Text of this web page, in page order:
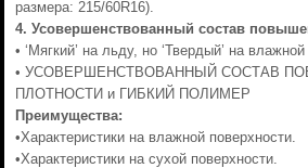
размера: 215/60R16).
4. Усовершенствованный состав
• ‘Мягкий’ на льду, но ‘Твердый’ на
• УСОВЕРШЕНСТВОВАННЫЙ СОСТАВ
ПЛОТНОСТИ и ГИБКИЙ ПОЛИМЕР
Преимущества:
•Характеристики на влажной поверхности.
•Характеристики на сухой поверхности.